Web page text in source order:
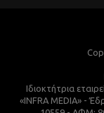
Ιδιοκτήτρια
«INFRA MEDIA» -